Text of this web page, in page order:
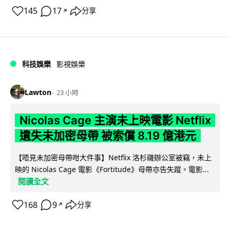
145 17 ↗ 分享
科技娛樂 影視娛樂
Lawton 23 小時
Nicolas Cage 主演未上映電影 Netflix
遺失未加密母帶 被索償 8.19 億港元
【唔見未加密母帶咁大件事】Netflix 洛杉磯辦公室被竊，未上
映的 Nicolas Cage 電影《Fortitude》母帶亦告失蹤。電影...
閱讀全文
168 9 ↗ 分享